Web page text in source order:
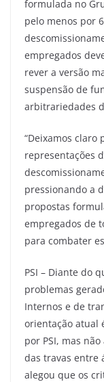
formulada no
pelo menos por
empregados
rever a versão
suspensão de
arbitrariedades
“Deixamos claro
representações
pressionando a
propostas
empregados de
para combater
PSI – Diante do
problemas
Internos e de
orientação atual
por PSI, mas
das travas entre
alegou que os